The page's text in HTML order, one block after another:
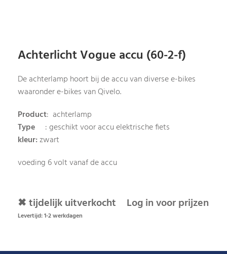
Achterlicht Vogue accu (60-2-f)
De achterlamp hoort bij de accu van diverse e-bikes
waaronder e-bikes van Qivelo.
Product: achterlamp
Type : geschikt voor accu elektrische fiets
kleur:zwart
voeding 6 volt vanaf de accu
✖ tijdelijk uitverkocht
Levertijd: 1-2 werkdagen
Log in voor prijzen